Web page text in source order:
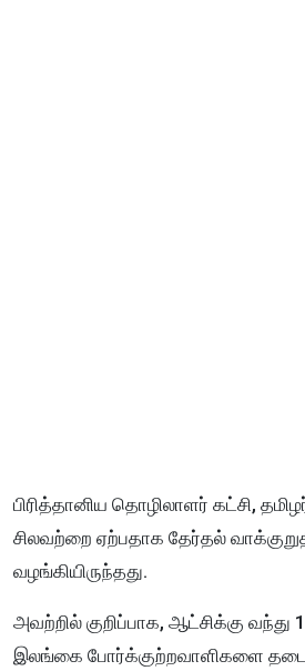
பிரித்தானிய தொழிலாளர் கட்சி,
சிலவற்றை ஏற்பதாக தேர்தல்
வழங்கியிருந்தது.
அவற்றில் குறிப்பாக, ஆட்சிக்கு வந்து
இலங்கை போர்க்குற்றவாளிகளை